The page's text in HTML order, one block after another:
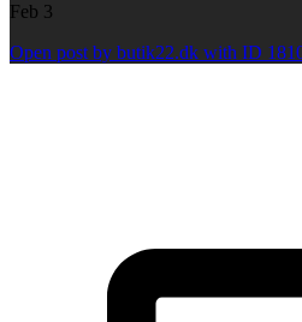
Feb 3
Open post by butik22.dk with ID